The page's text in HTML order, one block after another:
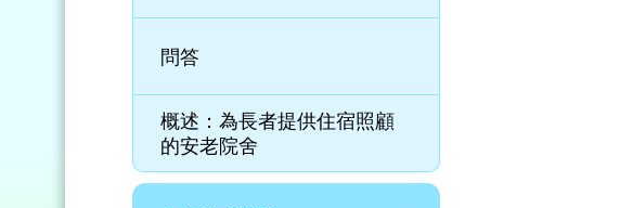
概述：為長者提供住宿照顧
的安老院舍
問答